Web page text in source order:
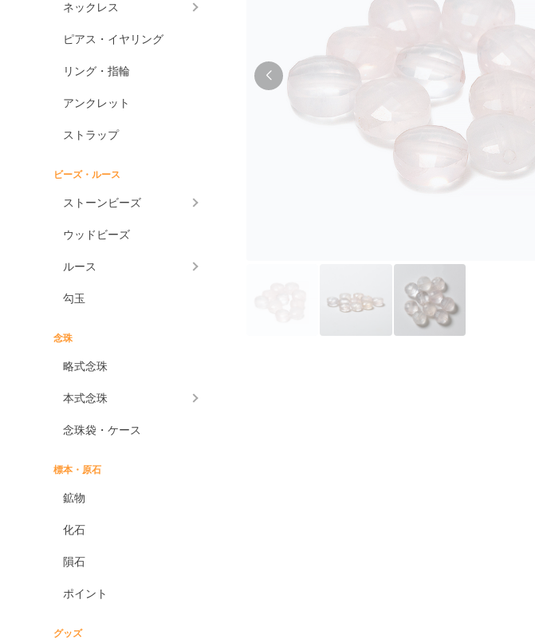
ネックレス
ピアス・イヤリング
リング・指輪
アンクレット
ストラップ
ビーズ・ルース
ストーンビーズ
ウッドビーズ
ルース
勾玉
念珠
略式念珠
本式念珠
念珠袋・ケース
標本・原石
鉱物
化石
隕石
ポイント
グッズ